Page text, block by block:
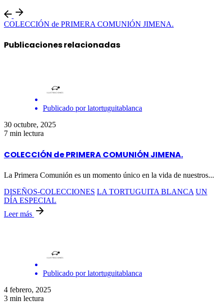
COLECCIÓN de PRIMERA COMUNIÓN JIMENA.
Publicaciones relacionadas
Publicado por latortuguitablanca
30 octubre, 2025
7 min lectura
COLECCIÓN de PRIMERA COMUNIÓN JIMENA.
La Primera Comunión es un momento único en la vida de nuestros...
DISEÑOS-COLECCIONES LA TORTUGUITA BLANCA UN
DÍA ESPECIAL
Leer más
Publicado por latortuguitablanca
4 febrero, 2025
3 min lectura